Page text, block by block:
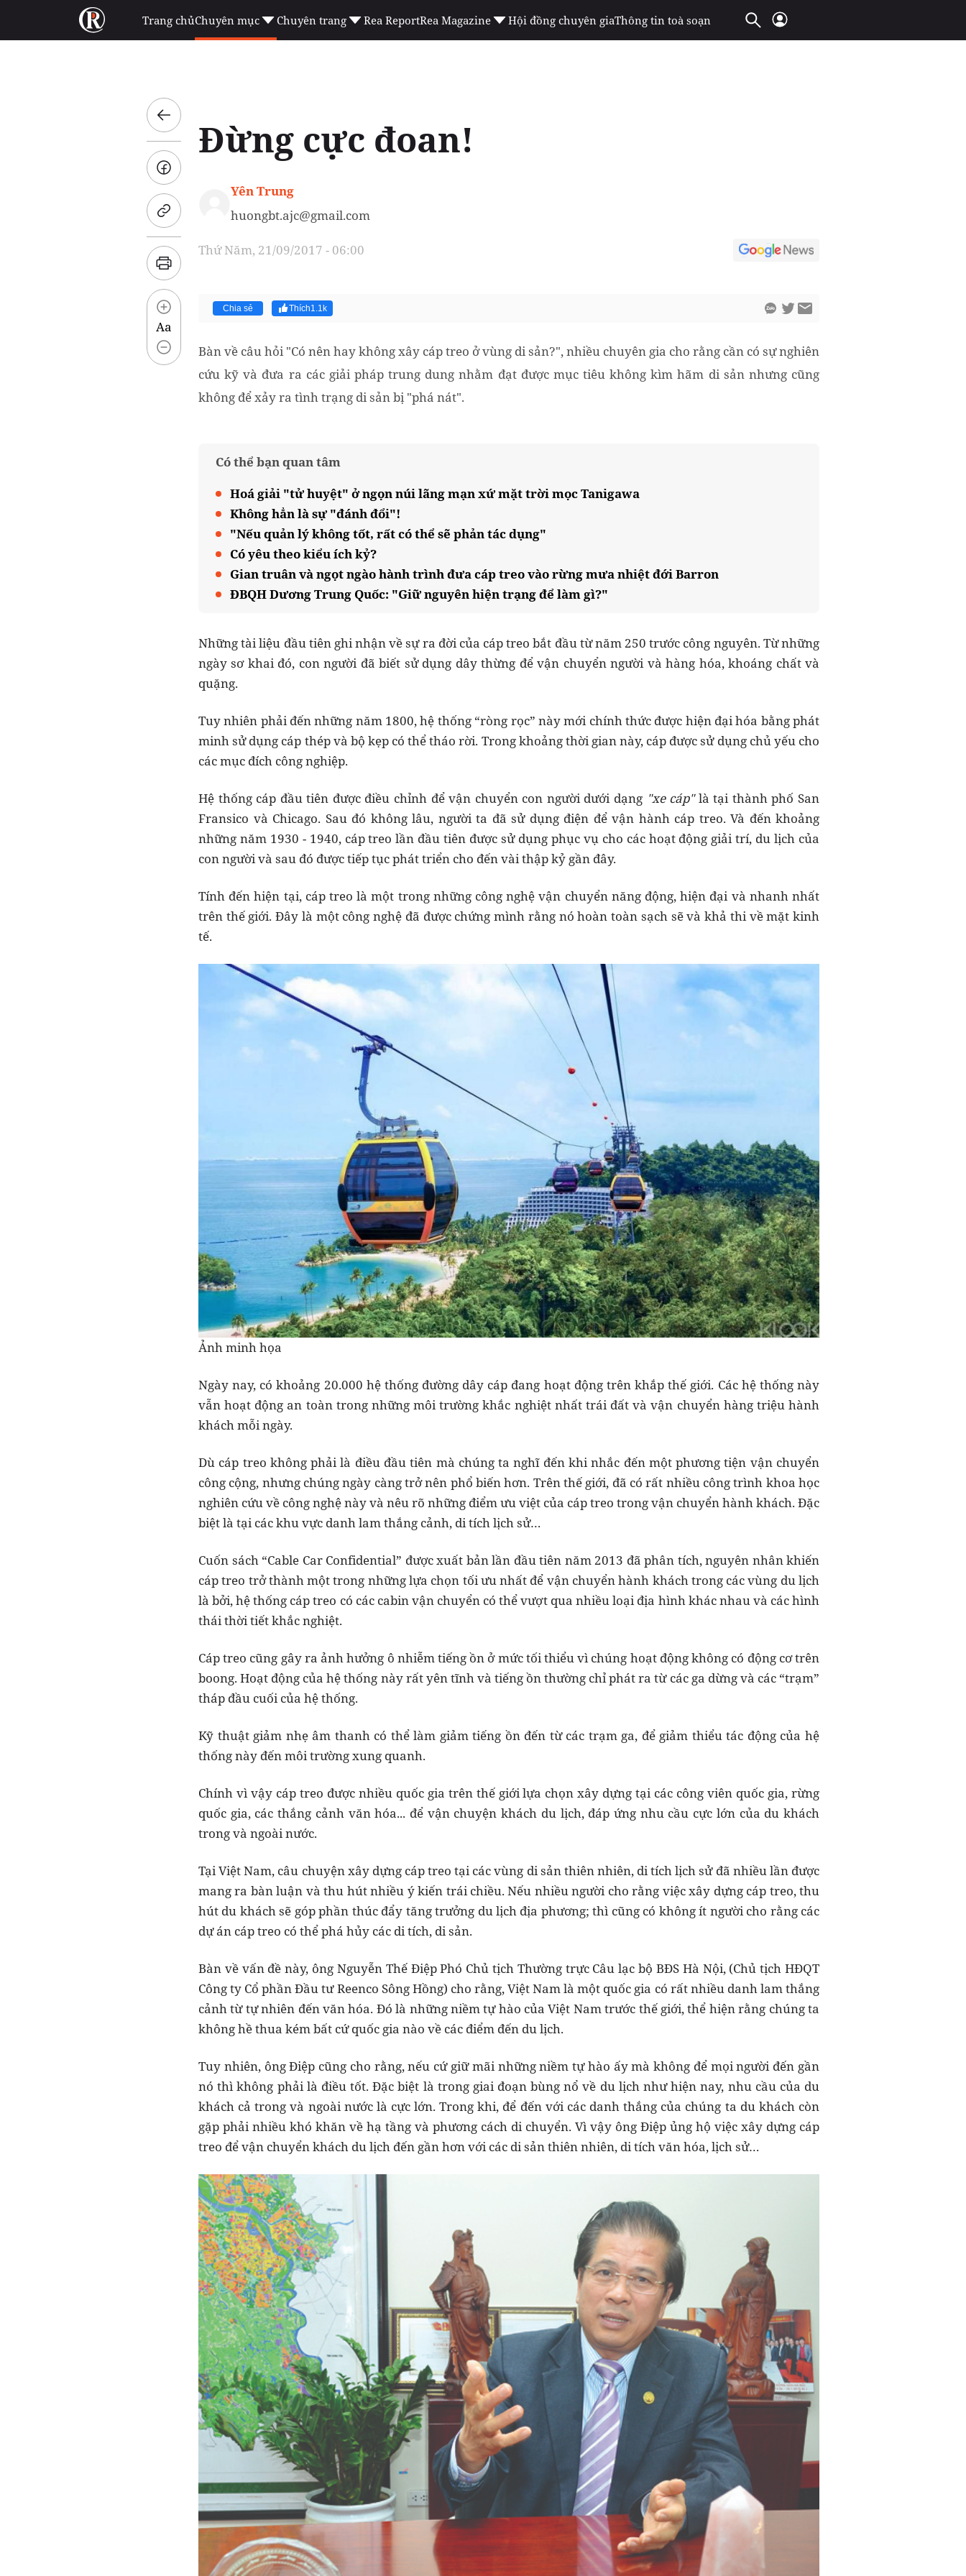
Trang chủChuyên mục Chuyên trang Rea ReportRea Magazine Hội đồng chuyên giaThông tin toà soạn
Aa
Đừng cực đoan!
Yên Trung
huongbt.ajc@gmail.com
Thứ Năm, 21/09/2017 - 06:00
Chia sẻ Thích1.1k
Bàn về câu hỏi "Có nên hay không xây cáp treo ở vùng di sản?", nhiều chuyên gia cho rằng cần có sự nghiên
cứu kỹ và đưa ra các giải pháp trung dung nhằm đạt được mục tiêu không kìm hãm di sản nhưng cũng
không để xảy ra tình trạng di sản bị "phá nát".
Có thể bạn quan tâm
Hoá giải "tử huyệt" ở ngọn núi lãng mạn xứ mặt trời mọc Tanigawa
Không hẳn là sự "đánh đổi"!
"Nếu quản lý không tốt, rất có thể sẽ phản tác dụng"
Có yêu theo kiểu ích kỷ?
Gian truân và ngọt ngào hành trình đưa cáp treo vào rừng mưa nhiệt đới Barron
ĐBQH Dương Trung Quốc: "Giữ nguyên hiện trạng để làm gì?"
Những tài liệu đầu tiên ghi nhận về sự ra đời của cáp treo bắt đầu từ năm 250 trước công nguyên. Từ những
ngày sơ khai đó, con người đã biết sử dụng dây thừng để vận chuyển người và hàng hóa, khoáng chất và
quặng.
Tuy nhiên phải đến những năm 1800, hệ thống “ròng rọc” này mới chính thức được hiện đại hóa bằng phát
minh sử dụng cáp thép và bộ kẹp có thể tháo rời. Trong khoảng thời gian này, cáp được sử dụng chủ yếu cho
các mục đích công nghiệp.
Hệ thống cáp đầu tiên được điều chỉnh để vận chuyển con người dưới dạng "xe cáp"là tại thành phố San
Fransico và Chicago. Sau đó không lâu, người ta đã sử dụng điện để vận hành cáp treo. Và đến khoảng
những năm 1930 - 1940, cáp treo lần đầu tiên được sử dụng phục vụ cho các hoạt động giải trí, du lịch của
con người và sau đó được tiếp tục phát triển cho đến vài thập kỷ gần đây.
Tính đến hiện tại, cáp treo là một trong những công nghệ vận chuyển năng động, hiện đại và nhanh nhất
trên thế giới. Đây là một công nghệ đã được chứng mình rằng nó hoàn toàn sạch sẽ và khả thi về mặt kinh
tế.
Ảnh minh họa
Ngày nay, có khoảng 20.000 hệ thống đường dây cáp đang hoạt động trên khắp thế giới. Các hệ thống này
vẫn hoạt động an toàn trong những môi trường khắc nghiệt nhất trái đất và vận chuyển hàng triệu hành
khách mỗi ngày.
Dù cáp treo không phải là điều đầu tiên mà chúng ta nghĩ đến khi nhắc đến một phương tiện vận chuyển
công cộng, nhưng chúng ngày càng trở nên phổ biến hơn. Trên thế giới, đã có rất nhiều công trình khoa học
nghiên cứu về công nghệ này và nêu rõ những điểm ưu việt của cáp treo trong vận chuyển hành khách. Đặc
biệt là tại các khu vực danh lam thắng cảnh, di tích lịch sử…
Cuốn sách “Cable Car Confidential” được xuất bản lần đầu tiên năm 2013 đã phân tích, nguyên nhân khiến
cáp treo trở thành một trong những lựa chọn tối ưu nhất để vận chuyển hành khách trong các vùng du lịch
là bởi, hệ thống cáp treo có các cabin vận chuyển có thể vượt qua nhiều loại địa hình khác nhau và các hình
thái thời tiết khắc nghiệt.
Cáp treo cũng gây ra ảnh hưởng ô nhiễm tiếng ồn ở mức tối thiểu vì chúng hoạt động không có động cơ trên
boong. Hoạt động của hệ thống này rất yên tĩnh và tiếng ồn thường chỉ phát ra từ các ga dừng và các “trạm”
tháp đầu cuối của hệ thống.
Kỹ thuật giảm nhẹ âm thanh có thể làm giảm tiếng ồn đến từ các trạm ga, để giảm thiểu tác động của hệ
thống này đến môi trường xung quanh.
Chính vì vậy cáp treo được nhiều quốc gia trên thế giới lựa chọn xây dựng tại các công viên quốc gia, rừng
quốc gia, các thắng cảnh văn hóa... để vận chuyện khách du lịch, đáp ứng nhu cầu cực lớn của du khách
trong và ngoài nước.
Tại Việt Nam, câu chuyện xây dựng cáp treo tại các vùng di sản thiên nhiên, di tích lịch sử đã nhiều lần được
mang ra bàn luận và thu hút nhiều ý kiến trái chiều. Nếu nhiều người cho rằng việc xây dựng cáp treo, thu
hút du khách sẽ góp phần thúc đẩy tăng trưởng du lịch địa phương; thì cũng có không ít người cho rằng các
dự án cáp treo có thể phá hủy các di tích, di sản.
Bàn về vấn đề này, ông Nguyễn Thế Điệp Phó Chủ tịch Thường trực Câu lạc bộ BĐS Hà Nội, (Chủ tịch HĐQT
Công ty Cổ phần Đầu tư Reenco Sông Hồng) cho rằng, Việt Nam là một quốc gia có rất nhiều danh lam thắng
cảnh từ tự nhiên đến văn hóa. Đó là những niềm tự hào của Việt Nam trước thế giới, thể hiện rằng chúng ta
không hề thua kém bất cứ quốc gia nào về các điểm đến du lịch.
Tuy nhiên, ông Điệp cũng cho rằng, nếu cứ giữ mãi những niềm tự hào ấy mà không để mọi người đến gần
nó thì không phải là điều tốt. Đặc biệt là trong giai đoạn bùng nổ về du lịch như hiện nay, nhu cầu của du
khách cả trong và ngoài nước là cực lớn. Trong khi, để đến với các danh thắng của chúng ta du khách còn
gặp phải nhiều khó khăn về hạ tầng và phương cách di chuyển. Vì vậy ông Điệp ủng hộ việc xây dựng cáp
treo để vận chuyển khách du lịch đến gần hơn với các di sản thiên nhiên, di tích văn hóa, lịch sử…